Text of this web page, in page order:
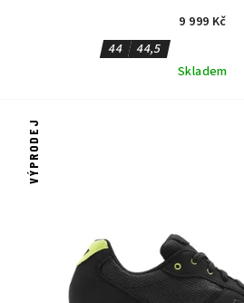
9 999 Kč
44
44,5
Skladem
VÝPRODEJ